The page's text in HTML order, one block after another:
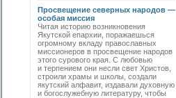
Просвещение северных народов —
особая миссия
Читая историю возникновения
Якутской епархии, поражаешься
огромному вкладу православных
миссионеров в просвещение народов
этого сурового края. С любовью
и терпением они несли свет Христов,
строили храмы и школы, создали
якутский алфавит, издавали духовную
и богослужебную литературу, чтобы